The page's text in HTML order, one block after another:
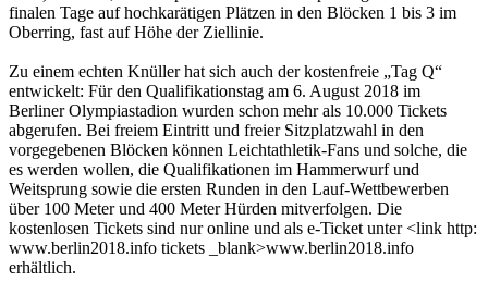
finalen Tage auf hochkarätigen Plätzen in den Blöcken 1 bis 3 im
Oberring, fast auf Höhe der Ziellinie.
Zu einem echten Knüller hat sich auch der kostenfreie „Tag Q“
entwickelt: Für den Qualifikationstag am 6. August 2018 im
Berliner Olympiastadion wurden schon mehr als 10.000 Tickets
abgerufen. Bei freiem Eintritt und freier Sitzplatzwahl in den
vorgegebenen Blöcken können Leichtathletik-Fans und solche, die
es werden wollen, die Qualifikationen im Hammerwurf und
Weitsprung sowie die ersten Runden in den Lauf-Wettbewerben
über 100 Meter und 400 Meter Hürden mitverfolgen. Die
kostenlosen Tickets sind nur online und als e-Ticket unter <link http:
www.berlin2018.info tickets _blank>www.berlin2018.info
erhältlich.